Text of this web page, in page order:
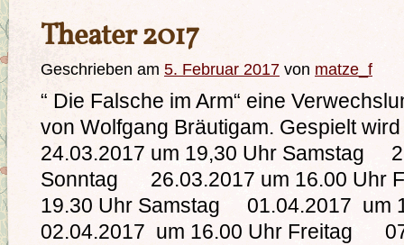
Theater 2017
Geschrieben am 5. Februar 2017 von matze_f
“ Die Falsche im Arm“ eine
von Wolfgang Bräutigam. Gespielt
24.03.2017 um 19,30 Uhr Samstag
Sonntag 26.03.2017 um 16.00
19.30 Uhr Samstag 01.04.2017
02.04.2017 um 16.00 Uhr Freitag